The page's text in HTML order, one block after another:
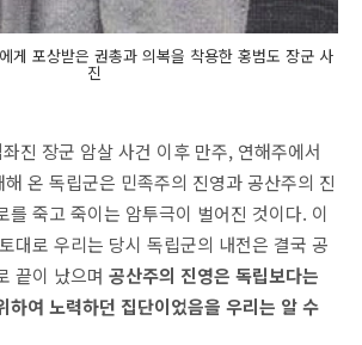
게 포상받은 권총과 의복을 착용한 홍범도 장군 사
진
진 장군 암살 사건 이후 만주, 연해주에서
온 독립군은 민족주의 진영과 공산주의 진
를 죽고 죽이는 암투극이 벌어진 것이다. 이
대로 우리는 당시 독립군의 내전은 결국 공
끝이 났으며 공산주의 진영은 독립보다는
하여 노력하던 집단이었음을 우리는 알 수